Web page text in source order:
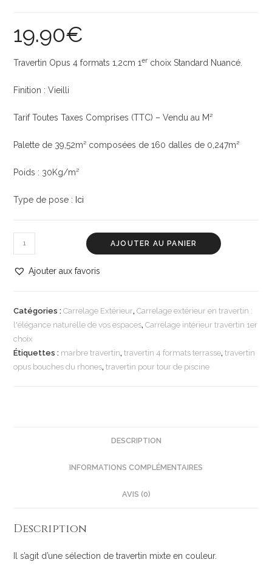
19.90€
Travertin Opus 4 formats 1,2cm 1er choix Standard Nuancé.
Finition : Vieilli
Tarif Toutes Taxes Comprises (TTC) – Vendu au M²
Palette de 39,52m² composées de 160 dalles de 0,247m²
Poids : 30Kg/m²
Type de pose : Ici
AJOUTER AU PANIER
Ajouter aux favoris
Catégories :Carrelage Extérieur,Carrelage extérieur en travertin :
l'élégance naturelle de vos espaces,Carrelage intérieur travertin 1er
choix
Étiquettes : marbre travertin,travertin 4 formats terrasse,travertin
opus bouches du rhones,travertin pour tour de piscine
DESCRIPTION
INFORMATIONS COMPLÉMENTAIRES
AVIS (0)
Description
Il s’agit d’une sélection de travertin mixte en couleur.